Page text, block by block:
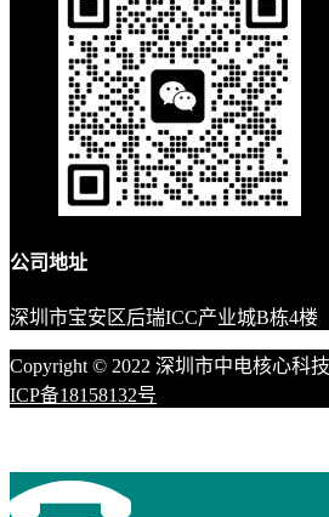
公司地址
深圳市宝安区后瑞ICC产业城B栋4楼
Copyright © 2022 深圳市中电核心科
ICP备18158132号